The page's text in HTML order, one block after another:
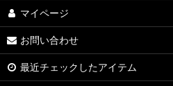
ALFA ROMEO > 159
A4
マイページ
お問い合わせ
最近チェックしたアイテム